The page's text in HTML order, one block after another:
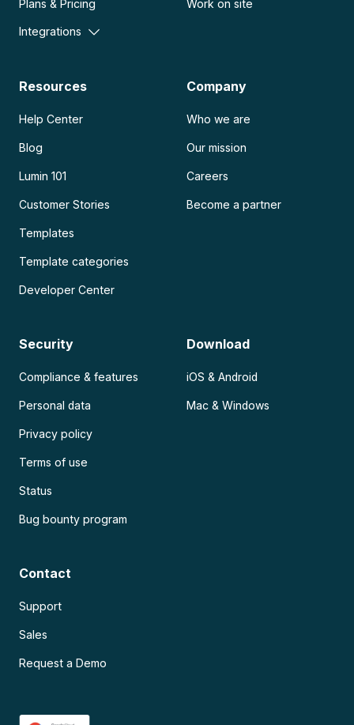
Plans & Pricing
Integrations
Work on site
Resources
Help Center
Blog
Lumin 101
Customer Stories
Templates
Template categories
Developer Center
Company
Who we are
Our mission
Careers
Become a partner
Security
Compliance & features
Personal data
Privacy policy
Terms of use
Status
Bug bounty program
Download
iOS & Android
Mac & Windows
Contact
Support
Sales
Request a Demo